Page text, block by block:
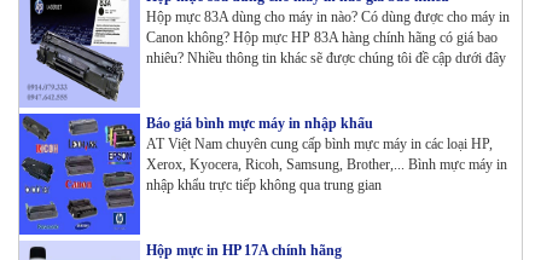
Hộp mực 83A dùng cho máy in nào? Có dùng được cho máy in
Canon không? Hộp mực HP 83A hàng chính hãng có giá bao
nhiêu? Nhiều thông tin khác sẽ được chúng tôi đề cập dưới đây
Báo giá bình mực máy in nhập khẩu
AT Việt Nam chuyên cung cấp bình mực máy in các loại HP,
Xerox, Kyocera, Ricoh, Samsung, Brother,... Bình mực máy in
nhập khẩu trực tiếp không qua trung gian
Hộp mực in HP 17A chính hãng